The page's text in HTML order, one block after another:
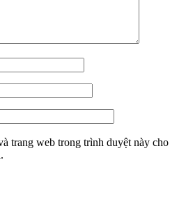
trang web trong trình duyệt này cho